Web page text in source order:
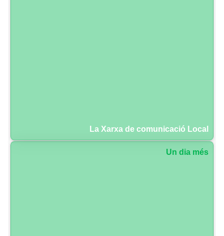
La Xarxa de comunicació Local
Un dia més